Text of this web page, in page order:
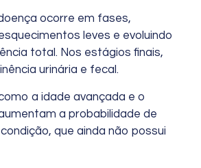
ocorre em fases,
leves e evoluindo
total. Nos estágios finais,
urinária e fecal.
a idade avançada e o
a probabilidade de
que ainda não possui